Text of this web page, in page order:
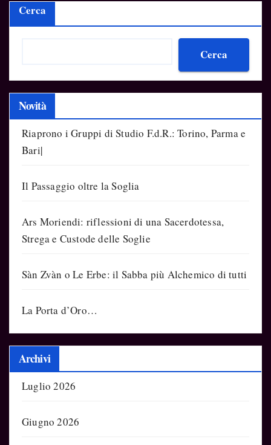
Cerca
Cerca
Novità
Riaprono i Gruppi di Studio F.d.R.: Torino, Parma e
Bari|
Il Passaggio oltre la Soglia
Ars Moriendi: riflessioni di una Sacerdotessa,
Strega e Custode delle Soglie
Sàn Zvàn o Le Erbe: il Sabba più Alchemico di tutti
La Porta d’Oro…
Archivi
Luglio 2026
Giugno 2026